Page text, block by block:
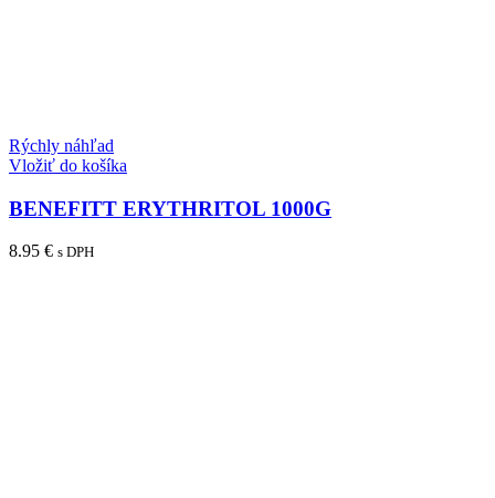
Rýchly náhľad
Vložiť do košíka
BENEFITT ERYTHRITOL 1000G
8.95 € s DPH